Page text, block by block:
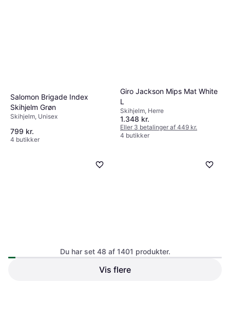
Salomon Brigade Index
Skihjelm Grøn
Skihjelm, Unisex
799 kr.
4 butikker
Giro Jackson Mips Mat White
L
Skihjelm, Herre
1.348 kr.
Eller 3 betalinger af 449 kr.
4 butikker
Giro Mips Mat Metallic Coal
Salomon Brigade Index MIPS
Du har set 48 af 1401 produkter.
Vis flere